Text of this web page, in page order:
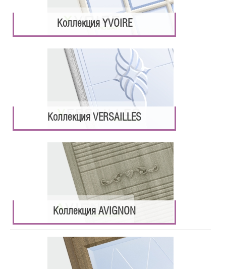
Коллекция YVOIRE
Коллекция VERSAILLES
Коллекция AVIGNON